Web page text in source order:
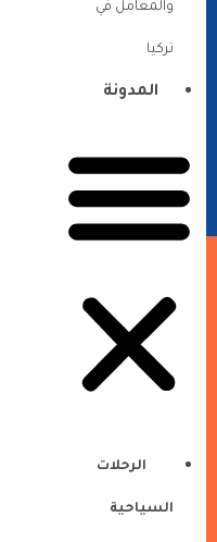
والمعامل في
تركيا
المدونة
الرحلات
السياحية